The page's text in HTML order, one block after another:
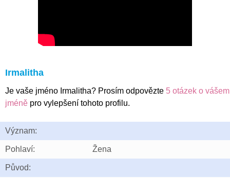
Irmalitha
Je vaše jméno Irmalitha? Prosím odpovězte 5 otázek o vášem
jméně pro vylepšení tohoto profilu.
Význam:
Pohlaví: Žena
Původ: